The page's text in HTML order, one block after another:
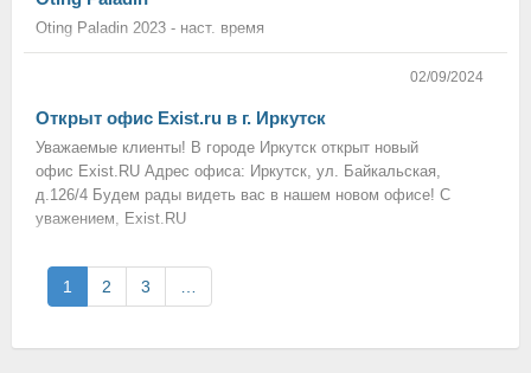
Oting Paladin 2023 - наст. время
02/09/2024
Открыт офис Exist.ru в г. Иркутск
Уважаемые клиенты! В городе Иркутск открыт новый
офис Exist.RU Адрес офиса: Иркутск, ул. Байкальская,
д.126/4 Будем рады видеть вас в нашем новом офисе! С
уважением, Exist.RU
1 2 3